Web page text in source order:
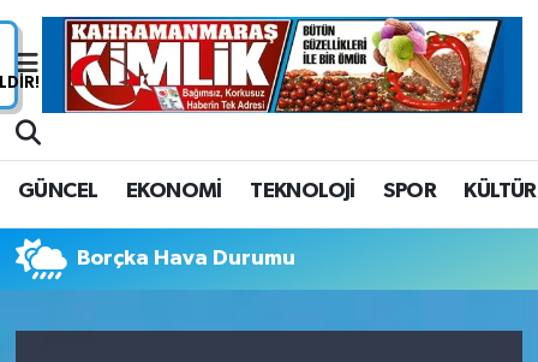
GÜNCEL EKONOMİ TEKNOLOJİ SPOR KÜLTÜR
Borçka Hava Durumu
Nöbetçi Eczaneler
Trafik Durumu
Süper Lig Puan Durumu ve Fikstür